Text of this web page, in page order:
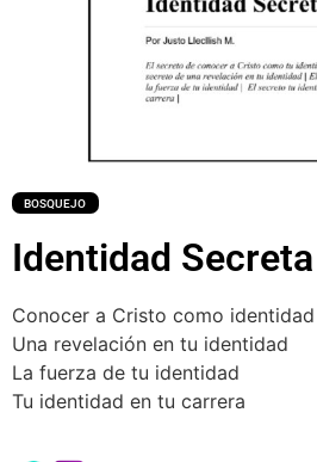
BOSQUEJO
Identidad Secreta
Conocer a Cristo como identidad
Una revelación en tu identidad
La fuerza de tu identidad
Tu identidad en tu carrera